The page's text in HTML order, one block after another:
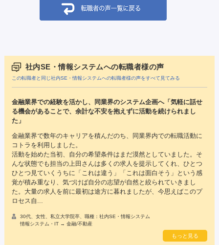
社内SE・情報システムへの転職者様の声
この転職者と同じ社内SE・情報システムへの転職者様の声をすべて見てみる
金融業界での経験を活かし、同業界のシステム企画へ「気軽に話せ
る機会があることで、余計な不安を抱えずに活動を続けられまし
た」
金融業界で数年のキャリアを積んだのち、同業界内での転職活動に
コトラを利用しました。
活動を始めた当初、自分の希望条件はまだ漠然としていました。そ
んな状態でも担当の上田さんは多くの求人を提示してくれ、ひとつ
ひとつ見ていくうちに「これは違う」「これは面白そう」という感
覚が積み重なり、気づけば自分の志望が自然と絞られていきまし
た。大量の求人を前に最初は途方に暮れましたが、今思えばこのプ
ロセス自...
30代、女性、私立大学院卒、職種：社内SE・情報システム
情報システム・IT → 金融/不動産
もっと見る